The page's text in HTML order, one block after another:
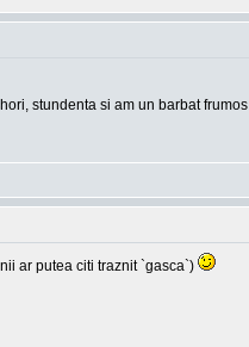
stundenta si am un barbat frumos
ar putea citi traznit `gasca`)